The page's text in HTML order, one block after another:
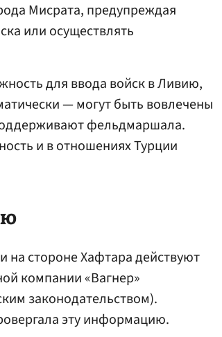
Мисрата, предупреждая
или осуществлять
для ввода войск в Ливию,
— могут быть вовлечены
фельдмаршала.
и в отношениях Турции
на стороне Хафтара действуют
компании «Вагнер»
законодательством).
эту информацию.